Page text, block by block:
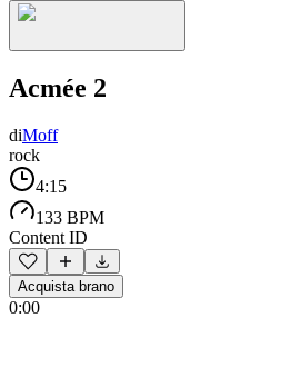
Acmée 2
diMoff
rock
4:15
133 BPM
Content ID
Acquista brano
0:00